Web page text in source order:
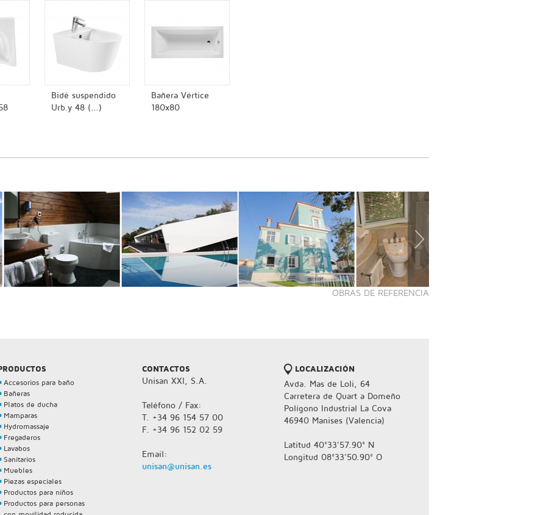
Bidé suspendido
Urb.y 48 (...)
Bañera Vértice
180x80
OBRAS DE REFERENCIA
Accesorios para baño
Bañeras
Platos de ducha
Mamparas
Hydromassaje
Fregaderos
Lavabos
Sanitarios
Muebles
Piezas especiales
Productos para niños
Productos para personas
CONTACTOS
Unisan XXI, S.A.
Teléfono / Fax:
T. +34 96 154 57 00
F. +34 96 152 02 59
Email:
unisan@unisan.es
LOCALIZACIÓN
Avda. Mas de Loli, 64
Carretera de Quart a Domeño
Polígono Industrial La Cova
46940 Manises (Valencia)
Latitud 40°33'57.90° N
Longitud 08°33'50.90° O